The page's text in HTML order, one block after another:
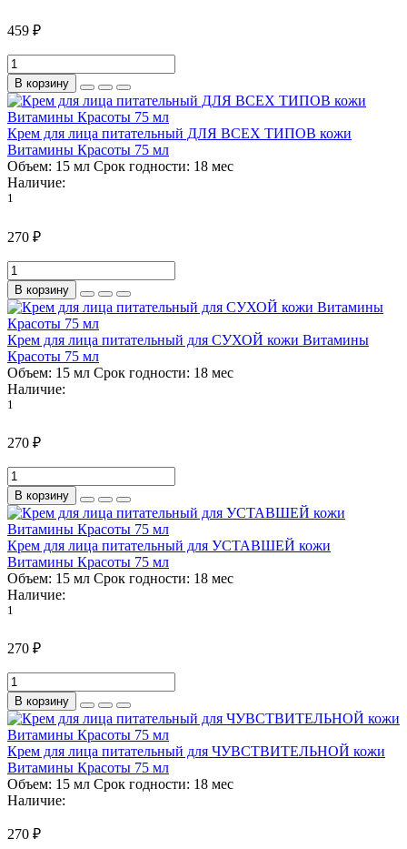
459 ₽
В корзину
Крем для лица питательный ДЛЯ ВСЕХ ТИПОВ кожи
Витамины Красоты 75 мл
Объем: 15 мл Срок годности: 18 мес
Наличие:
1
270 ₽
В корзину
Крем для лица питательный для СУХОЙ кожи Витамины
Красоты 75 мл
Объем: 15 мл Срок годности: 18 мес
Наличие:
1
270 ₽
В корзину
Крем для лица питательный для УСТАВШЕЙ кожи
Витамины Красоты 75 мл
Объем: 15 мл Срок годности: 18 мес
Наличие:
1
270 ₽
В корзину
Крем для лица питательный для ЧУВСТВИТЕЛЬНОЙ кожи
Витамины Красоты 75 мл
Объем: 15 мл Срок годности: 18 мес
Наличие:
270 ₽